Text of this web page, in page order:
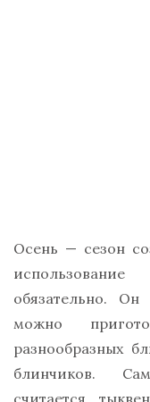
Осень — сезон
обязательно.
можно
разнообразных
блинчиков.